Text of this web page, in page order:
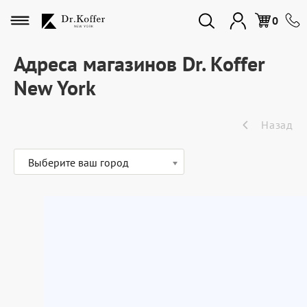
0
Избранное
Дорожная коллекция
Женская коллекция
Адреса магазинов Dr. Koffer
New York
Назад
Выберите ваш город